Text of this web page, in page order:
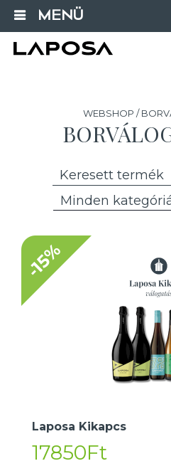
MENÜ
WEBSHOP /
Minden
-15%
Laposa Kikapcs
17850Ft